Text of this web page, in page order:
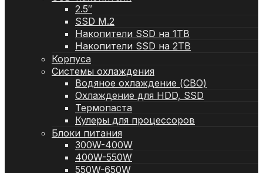
2.5″
SSD M.2
Накопители SSD на 1TB
Накопители SSD на 2TB
Корпуса
Системы охлаждения
Водяное охлаждение (СВО)
Охлаждение для HDD, SSD
Термопаста
Кулеры для процессоров
Блоки питания
300W-400W
400W-550W
550W-650W